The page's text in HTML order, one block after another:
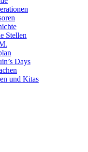
Stellen
Days
und Kitas